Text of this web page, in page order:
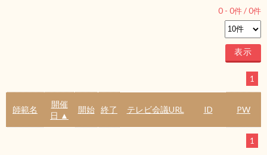
0 - 0件 /0件
1
師範名
開催
日 ▲
開始 終了 テレビ会議URL ID PW
1